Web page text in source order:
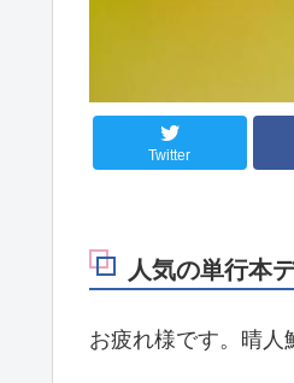
Twitter
人気の単行本
お疲れ様です。晴人